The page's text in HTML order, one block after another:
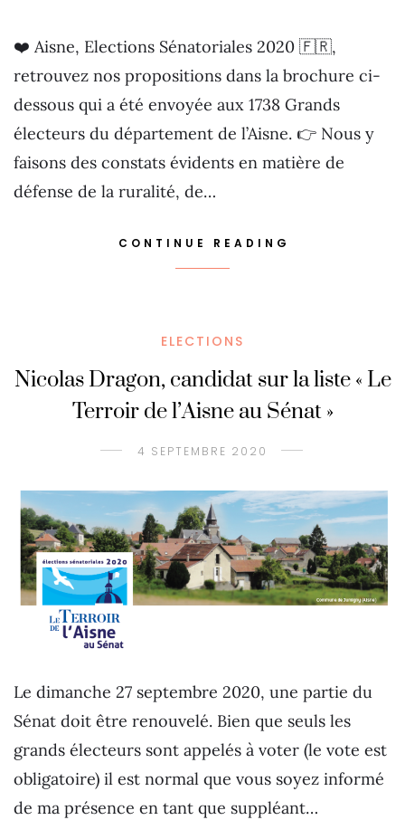
❤️ Aisne, Elections Sénatoriales 2020 🇫🇷,
retrouvez nos propositions dans la brochure ci-
dessous qui a été envoyée aux 1738 Grands
électeurs du département de l’Aisne. 👉 Nous y
faisons des constats évidents en matière de
défense de la ruralité, de…
CONTINUE READING
ELECTIONS
Nicolas Dragon, candidat sur la liste « Le
Terroir de l’Aisne au Sénat »
4 SEPTEMBRE 2020
Le dimanche 27 septembre 2020, une partie du
Sénat doit être renouvelé. Bien que seuls les
grands électeurs sont appelés à voter (le vote est
obligatoire) il est normal que vous soyez informé
de ma présence en tant que suppléant…